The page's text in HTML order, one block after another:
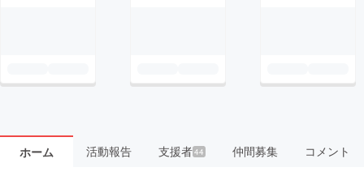
ホーム 活動報告 支援者44 仲間募集 コメント